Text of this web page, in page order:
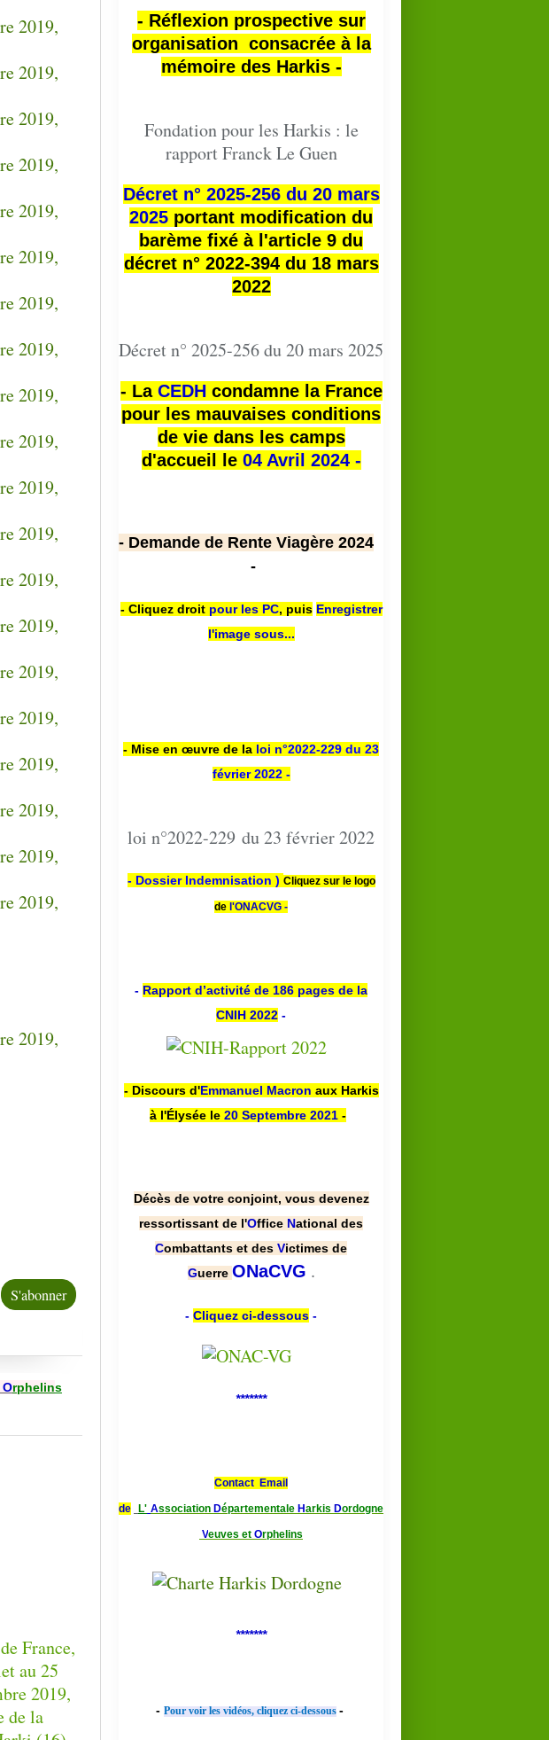
Orphelins
- Réflexion prospective sur
organisation consacrée à la
mémoire des Harkis -
Fondation pour les Harkis : le
rapport Franck Le Guen
Décret n° 2025-256 du 20 mars
2025 portant modification du
barème fixé à l'article 9 du
décret n° 2022-394 du 18 mars
2022
Décret n° 2025-256 du 20 mars 2025
- La CEDHcondamne la France
pour les mauvaises conditions
de vie dans les camps
d'accueil le 04 Avril 2024 -
- Demande de Rente Viagère 2024
-
- Cliquez droit pour les PC, puis Enregistrer
l'image sous...
- Mise en œuvre de la loi n°2022-229 du 23
février 2022 -
loi n°2022-229 du 23 février 2022
- Dossier Indemnisation ) Cliquez sur le logo
de l'ONACVG -
- Rapport d’activité de 186 pages de la
CNIH 2022 -
- Discours d'Emmanuel Macron aux Harkis
à l'Élysée le 20 Septembre 2021 -
Décès de votre conjoint, vous devenez
ressortissant de l'Office National des
Combattants et des Victimes de
Guerre ONaCVG .
- Cliquez ci-dessous -
*******
Contact Email
de L' Association Départementale Harkis Dordogne
Veuves et Orphelins
*******
- Pour voir les vidéos, cliquez ci-dessous -